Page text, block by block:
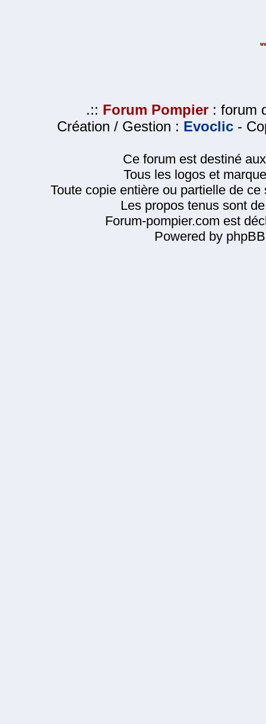
.:: Forum Pompier : forum
Création / Gestion : Evoclic -
Ce forum est destiné
Tous les logos et
Toute copie entière ou partielle de
Les propos tenus sont
Forum-pompier.com est
Powered by